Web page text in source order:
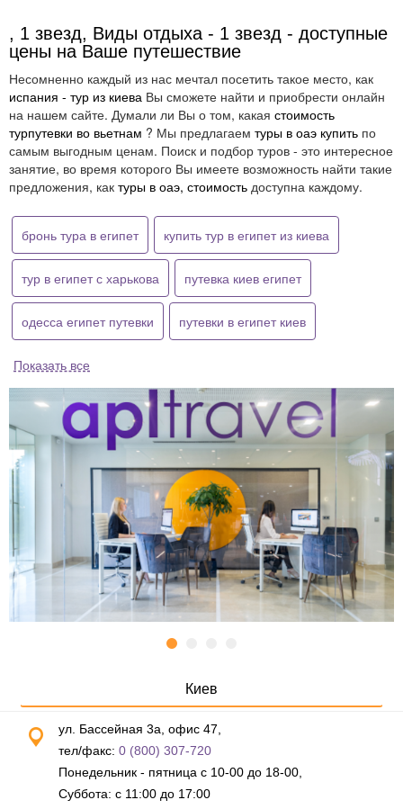
, 1 звезд, Виды отдыха - 1 звезд - доступные
цены на Ваше путешествие
Несомненно каждый из нас мечтал посетить такое место, как
испания - тур из киева Вы сможете найти и приобрести онлайн
на нашем сайте. Думали ли Вы о том, какая стоимость
турпутевки во вьетнам ? Мы предлагаем туры в оаэ купить по
самым выгодным ценам. Поиск и подбор туров - это интересное
занятие, во время которого Вы имеете возможность найти такие
предложения, как туры в оаэ, стоимость доступна каждому.
бронь тура в египет купить тур в египет из киева
тур в египет с харькова путевка киев египет
одесса египет путевки путевки в египет киев
Показать все
Киев
ул. Бассейная 3а, офис 47,
тел/факс: 0 (800) 307-720
Понедельник - пятница с 10-00 до 18-00,
Суббота: с 11:00 до 17:00